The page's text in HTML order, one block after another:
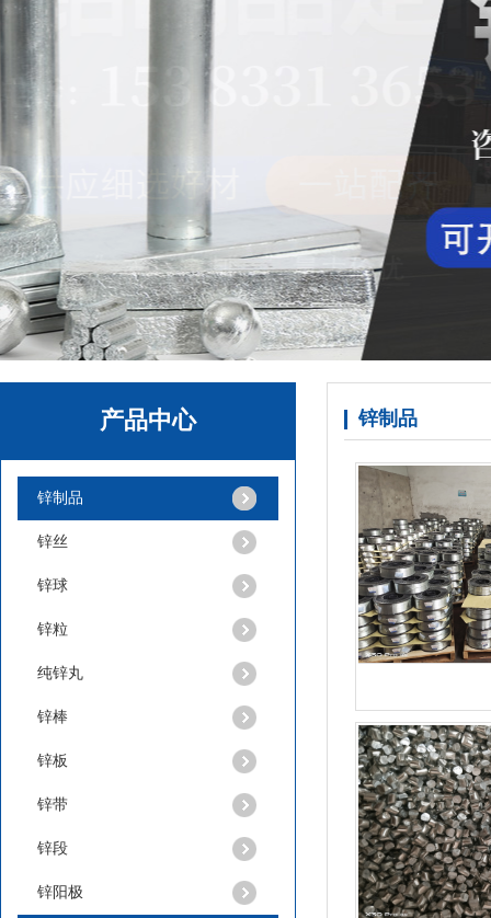
产品中心
锌制品
锌丝
锌球
锌粒
纯锌丸
锌棒
锌板
锌带
锌段
锌阳极
纯锌丸
锌制品